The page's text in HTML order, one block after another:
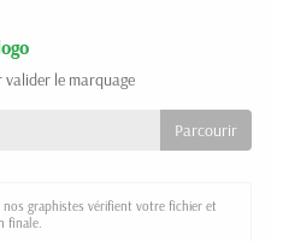
valider le marquage
nos graphistes vérifient votre fichier et
finale.